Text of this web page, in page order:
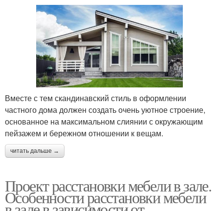
Вместе с тем скандинавский стиль в оформлении
частного дома должен создать очень уютное строение,
основанное на максимальном слиянии с окружающим
пейзажем и бережном отношении к вещам.
читать дальше →
Проект расстановки мебели в зале.
Особенности расстановки мебели